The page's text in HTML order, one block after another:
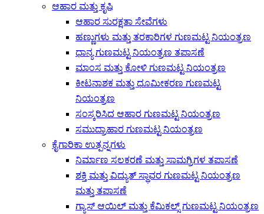
ಆಹಾರ ಮತ್ತು ಕೃಷಿ
ಆಹಾರ ಸುರಕ್ಷತಾ ಸೇವೆಗಳು
ಹಣ್ಣುಗಳು ಮತ್ತು ತರಕಾರಿಗಳ ಗುಣಮಟ್ಟ ನಿಯಂತ್ರಣ
ಧಾನ್ಯ ಗುಣಮಟ್ಟ ನಿಯಂತ್ರಣ ತಪಾಸಣೆ
ಮಾಂಸ ಮತ್ತು ಕೋಳಿ ಗುಣಮಟ್ಟ ನಿಯಂತ್ರಣ
ಕೀಟನಾಶಕ ಮತ್ತು ಧೂಮೀಕರಣ ಗುಣಮಟ್ಟ
ನಿಯಂತ್ರಣ
ಸಂಸ್ಕರಿಸಿದ ಆಹಾರ ಗುಣಮಟ್ಟ ನಿಯಂತ್ರಣ
ಸಮುದ್ರಾಹಾರ ಗುಣಮಟ್ಟ ನಿಯಂತ್ರಣ
ಕೈಗಾರಿಕಾ ಉತ್ಪನ್ನಗಳು
ನಿರ್ಮಾಣ ಸಲಕರಣೆ ಮತ್ತು ಸಾಮಗ್ರಿಗಳ ತಪಾಸಣೆ
ಶಕ್ತಿ ಮತ್ತು ವಿದ್ಯುತ್ ಸ್ಥಾವರ ಗುಣಮಟ್ಟ ನಿಯಂತ್ರಣ
ಮತ್ತು ತಪಾಸಣೆ
ಗ್ಯಾಸ್ ಆಯಿಲ್ ಮತ್ತು ಕೆಮಿಕಲ್ಸ್ ಗುಣಮಟ್ಟ ನಿಯಂತ್ರಣ